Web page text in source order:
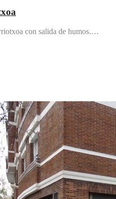
con salida de humos.…